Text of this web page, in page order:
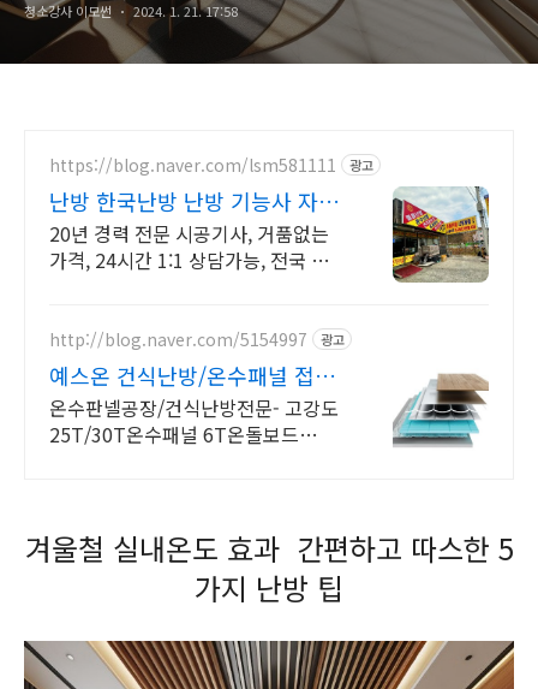
청소강사 이모썬 2024. 1. 21. 17:58
https://blog.naver.com/lsm581111 광고
난방 한국난방 난방 기능사 자격
증 보유
20년 경력 전문 시공기사, 거품없는
가격, 24시간 1:1 상담가능, 전국 출
소난방 히팅케이블
http://blog.naver.com/5154997 광고
예스온 건식난방/온수패널 접촉
율99% NO꿀렁꺼짐
온수판넬공장/건식난방전문- 고강도
25T/30T온수패널 6T온돌보드
겨울철 실내온도 효과 간편하고 따스한 5
가지 난방 팁